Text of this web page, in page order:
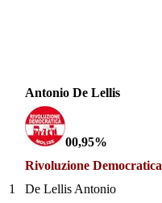
Antonio De Lellis
00,95%
Rivoluzione Democratica
1
De Lellis Antonio